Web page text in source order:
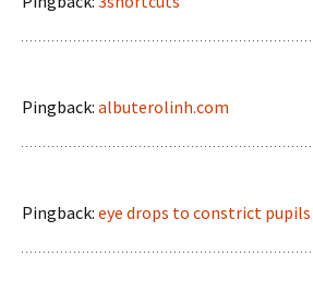
Pingback: albuterolinh.com
Pingback: eye drops to constrict pupils